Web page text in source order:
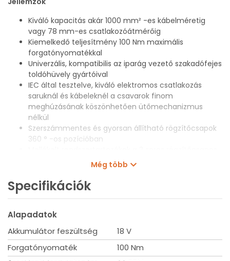
Kiváló kapacitás akár 1000 mm² -es kábelméretig
vagy 78 mm-es csatlakozóátmérőig
Kiemelkedő teljesítmény 100 Nm maximális
forgatónyomatékkal
Univerzális, kompatibilis az iparág vezető szakadófejes
toldóhüvely gyártóival
IEC által tesztelve, kiváló elektromos csatlakozás
saruknál és kábeleknél a csavarok finom
meghúzásának köszönhetően ütőmechanizmus
nélkül
Szerszámmentes és gyorsan állítható rögzítőcsapok
360 ° -os pozícióban
csatlakozókkal az optimális kompatibilitás érdekében
Üzemidő akár 80 csavar szakításához egy M18™ 2,0
Ah-s akkumulátor használata esetén
Állandó 60 ford./perc sebesség
akkumulátor és REDLINK™ elektronika biztosítja a
tartósságot.
Rugalmas akkumulátor rendszerrel - MILWAUKEE®
M18™ akkumulátorokkal működik
Még több
Specifikációk
Alapadatok
Akkumulátor feszültség
18 V
Forgatónyomaték
100 Nm